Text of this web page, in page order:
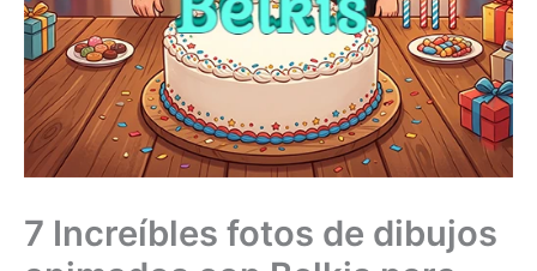
7 Increíbles fotos de dibujos